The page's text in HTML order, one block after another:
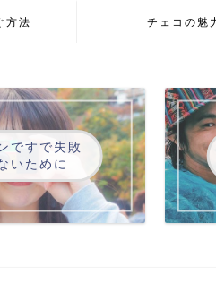
方法 チェコの魅
ですで失敗
いために